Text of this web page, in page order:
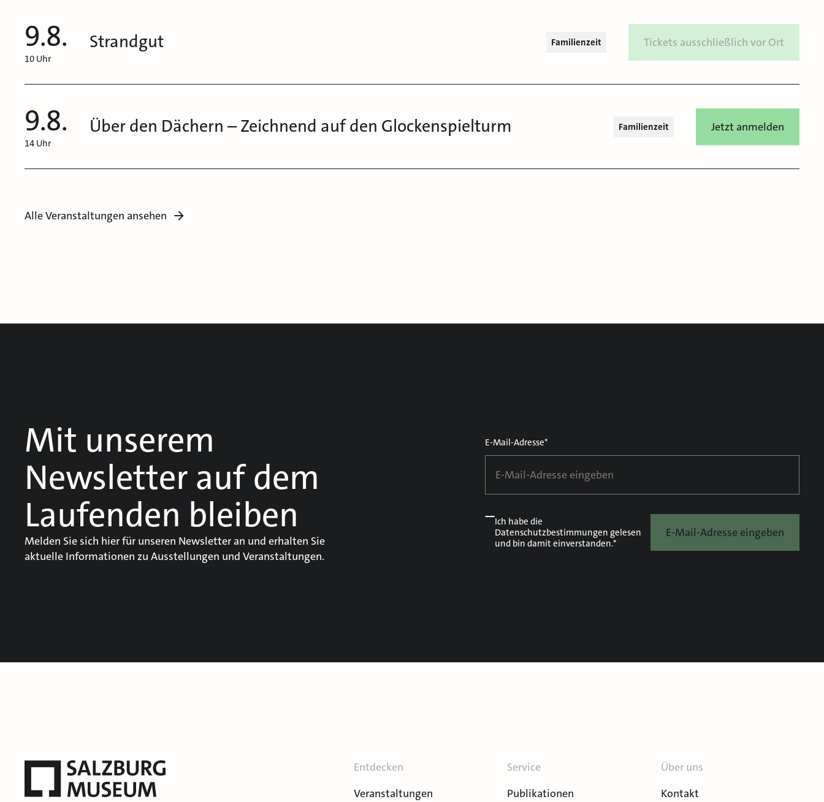
9.8.
10 Uhr
Strandgut Familienzeit Tickets ausschließlich vor Ort
9.8.
14 Uhr
Über den Dächern – Zeichnend auf den Glockenspielturm Familienzeit Jetzt anmelden
Alle Veranstaltungen ansehen
Mit unserem
Newsletter auf dem
Laufenden bleiben
Melden Sie sich hier für unseren Newsletter an und erhalten Sie
aktuelle Informationen zu Ausstellungen und Veranstaltungen.
E-Mail-Adresse*
Ich habe die
Datenschutzbestimmungen gelesen
und bin damit einverstanden.*
E-Mail-Adresse eingeben
Entdecken
Veranstaltungen
Service
Publikationen
Über uns
Kontakt